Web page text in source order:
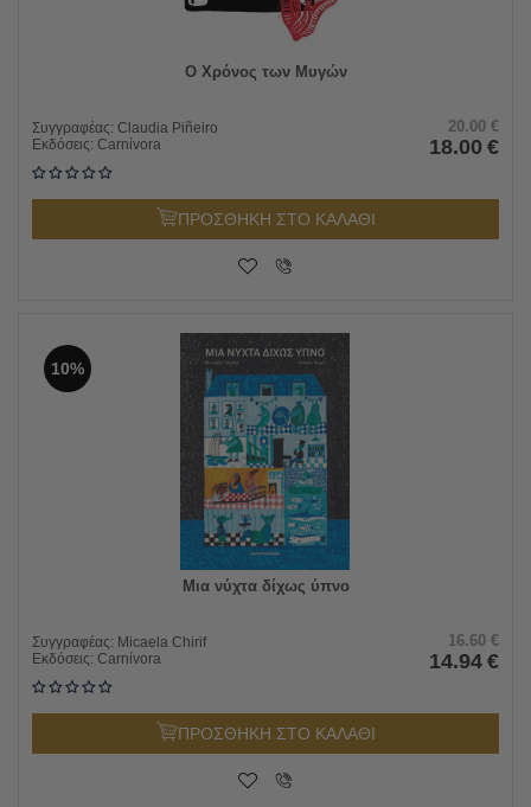
Ο Χρόνος των Μυγών
Συγγραφέας: Claudia Piñeiro
Εκδόσεις: Carnίvora
20.00 €
18.00 €
ΠΡΟΣΘΗΚΗ ΣΤΟ ΚΑΛΑΘΙ
10%
Μια νύχτα δίχως ύπνο
Συγγραφέας: Micaela Chirif
Εκδόσεις: Carnίvora
16.60 €
14.94 €
ΠΡΟΣΘΗΚΗ ΣΤΟ ΚΑΛΑΘΙ